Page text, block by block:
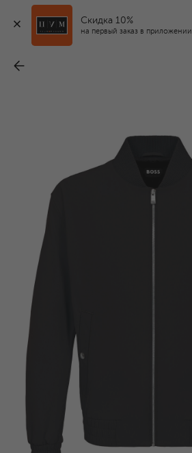
Скидка 10%
на первый заказ в приложении